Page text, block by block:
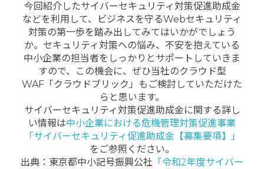
今回紹介したサイバーセキュリティ対策促進助成金
などを利用して、ビジネスを守るWebセキュリティ
対策の第一歩を踏み出してみてはいかがでしょう
か。セキュリティ対策への悩み、不安を抱えている
中小企業の担当者をしっかりとサポートしていきま
すので、この機会に、ぜひ当社のクラウド型
WAF「クラウドブリック」もご検討していただけた
らと思います。
サイバーセキュリティ対策促進助成金に関する詳し
い情報は中小企業における危機管理対策促進事業
「サイバーセキュリティ促進助成金【募集要項】」
をご参照ください。
出典：東京都中小記号振興公社 「令和2年度サイバー